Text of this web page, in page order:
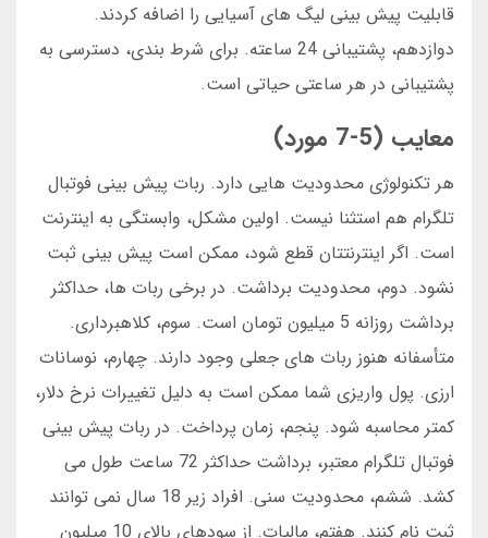
قابلیت پیش بینی لیگ های آسیایی را اضافه کردند.
دوازدهم، پشتیبانی 24 ساعته. برای شرط بندی، دسترسی به
پشتیبانی در هر ساعتی حیاتی است.
معایب (5-7 مورد)
هر تکنولوژی محدودیت هایی دارد. ربات پیش بینی فوتبال
تلگرام هم استثنا نیست. اولین مشکل، وابستگی به اینترنت
است. اگر اینترنتتان قطع شود، ممکن است پیش بینی ثبت
نشود. دوم، محدودیت برداشت. در برخی ربات ها، حداکثر
برداشت روزانه 5 میلیون تومان است. سوم، کلاهبرداری.
متأسفانه هنوز ربات های جعلی وجود دارند. چهارم، نوسانات
ارزی. پول واریزی شما ممکن است به دلیل تغییرات نرخ دلار،
کمتر محاسبه شود. پنجم، زمان پرداخت. در ربات پیش بینی
فوتبال تلگرام معتبر، برداشت حداکثر 72 ساعت طول می
کشد. ششم، محدودیت سنی. افراد زیر 18 سال نمی توانند
ثبت نام کنند. هفتم، مالیات. از سودهای بالای 10 میلیون